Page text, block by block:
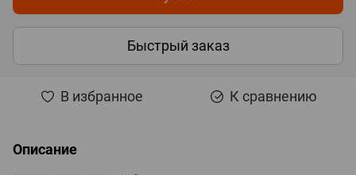
Быстрый заказ
В избранное К сравнению
Описание